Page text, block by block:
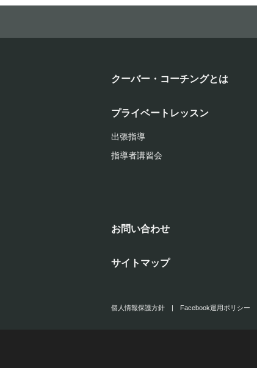
クーバー・コーチングとは
プライベートレッスン
出張指導
指導者講習会
お問い合わせ
サイトマップ
個人情報保護方針 | Facebook運用ポリシー